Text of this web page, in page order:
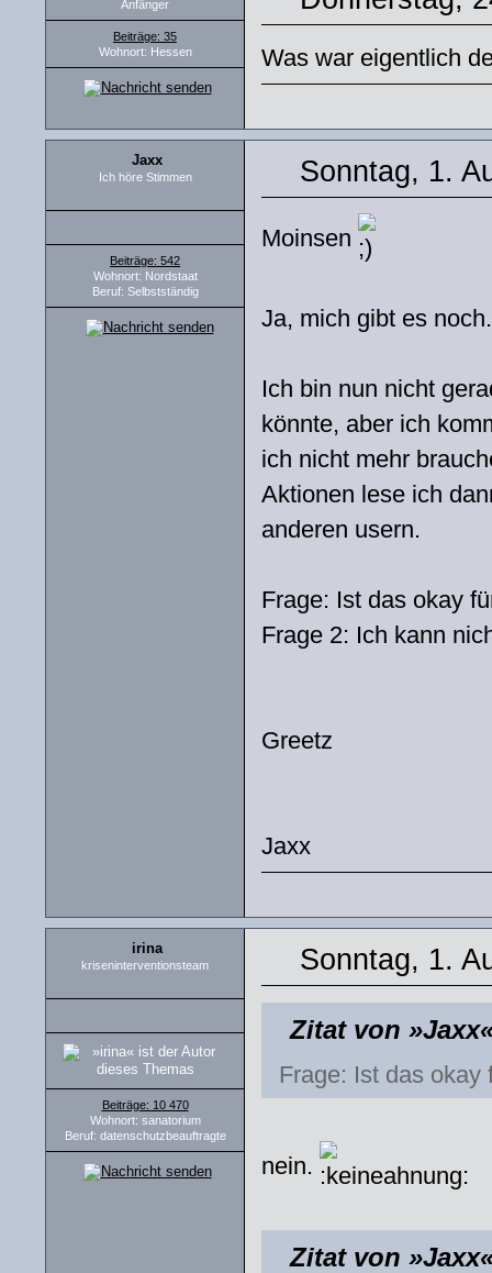
Anfänger
Beiträge: 35
Wohnort: Hessen
Was war eigentlich
Jaxx
Ich höre Stimmen
Beiträge: 542
Wohnort: Nordstaat
Beruf: Selbstständig
Sonntag, 1.
Moinsen
Ja, mich gibt es
Ich bin nun nicht
könnte, aber ich
ich nicht mehr
Aktionen lese ich
anderen usern.
Frage: Ist das okay
Frage 2: Ich kann
Greetz
Jaxx
irina
kriseninterventionsteam
Beiträge: 10 470
Wohnort: sanatorium
Beruf: datenschutzbeauftragte
Sonntag, 1.
Zitat von
Frage: Ist das okay
nein.
Zitat von